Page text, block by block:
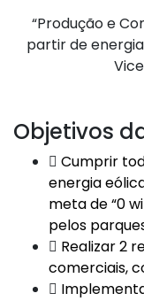
“Produção e
partir de
Objetivos
Cumprir
energia
meta de “0
pelos
Realizar 2
comerciais,